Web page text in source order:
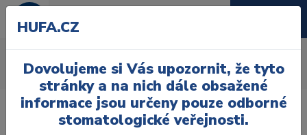
Úvod Laboratoř Zhotovení modelů Vodící čepy
HUFA.CZ
Dovolujeme si Vás upozornit, že tyto
stránky a na nich dále obsažené
informace jsou určeny pouze odborné
stomatologické veřejnosti.